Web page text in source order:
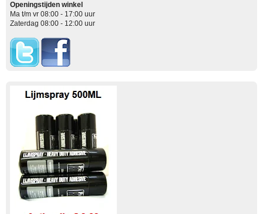
Openingstijden winkel
Ma t/m vr 08:00 - 17:00 uur
Zaterdag 08:00 - 12:00 uur